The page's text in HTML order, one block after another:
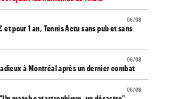
06/08
pour 1 an, Tennis Actu sans pub et sans
06/08
à Montréal après un dernier combat
06/08